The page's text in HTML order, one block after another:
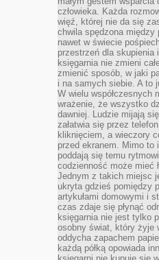
człowieka. Każda
więź, której nie da się
chwila spędzona między
nawet w świecie
przestrzeń dla skupienia
księgarnia nie zmieni
zmienić sposób, w jaki
i na samych siebie. A to
W wielu współczesnych
wrażenie, że wszystko
dawniej. Ludzie mijają
załatwia się przez
kliknięciem, a wieczory
przed ekranem. Mimo
poddają się temu
codzienność może mieć
Jednym z takich miejsc
ukryta gdzieś pomiędzy
artykułami domowymi i
czas zdaje się płynąć
księgarnia nie jest tylko
osobny świat, który żyje
oddycha zapachem
każdą półką opowiada